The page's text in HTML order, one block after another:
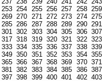
253 254 255 256 257 258 259
269 270 271 272 273 274 275
285 286 287 288 289 290 291
301 302 303 304 305 306 307
317 318 319 320 321 322 323
333 334 335 336 337 338 339
349 350 351 352 353 354 355
365 366 367 368 369 370 371
381 382 383 384 385 386 387
397 398 399 400 401 402 403